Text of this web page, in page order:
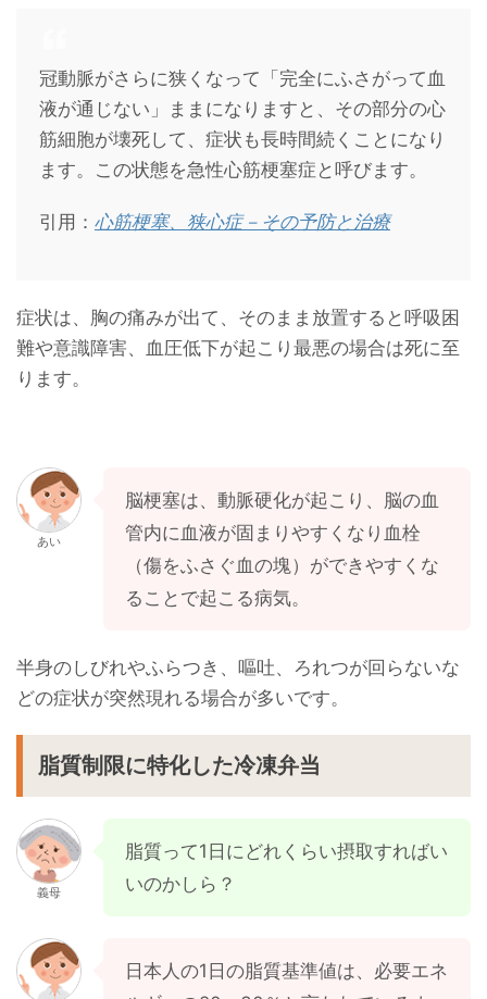
冠動脈がさらに狭くなって「完全にふさがって血
液が通じない」ままになりますと、その部分の心
筋細胞が壊死して、症状も長時間続くことになり
ます。この状態を急性心筋梗塞症と呼びます。
引用： 心筋梗塞、狭心症－その予防と治療
症状は、胸の痛みが出て、そのまま放置すると呼吸困
難や意識障害、血圧低下が起こり最悪の場合は死に至
ります。
あい
脳梗塞は、動脈硬化が起こり、脳の血
管内に血液が固まりやすくなり血栓
（傷をふさぐ血の塊）ができやすくな
ることで起こる病気。
半身のしびれやふらつき、嘔吐、ろれつが回らないな
どの症状が突然現れる場合が多いです。
脂質制限に特化した冷凍弁当
義母
脂質って1日にどれくらい摂取すればい
いのかしら？
日本人の1日の脂質基準値は、必要エネ